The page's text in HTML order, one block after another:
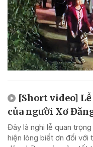
[Short video]
của người Xơ
Đây là nghi lễ quan
hiện lòng biết ơn đối với